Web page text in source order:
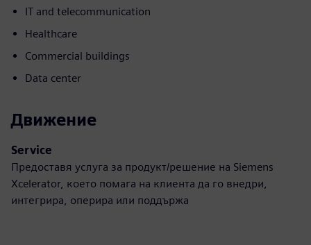
IT and telecommunication
Healthcare
Commercial buildings
Data center
Движение
Service
Предоставя услуга за продукт/решение на Siemens
Xcelerator, което помага на клиента да го внедри,
интегрира, оперира или поддържа